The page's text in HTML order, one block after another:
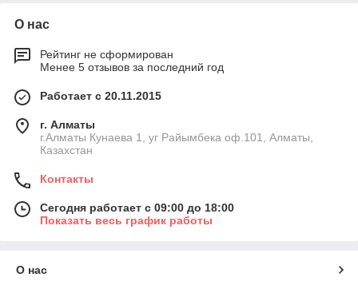
О нас
Рейтинг не сформирован
Менее 5 отзывов за последний год
Работает с 20.11.2015
г. Алматы
г.Алматы Кунаева 1, уг Райымбека оф.101, Алматы,
Казахстан
Контакты
Сегодня работает с 09:00 до 18:00
Показать весь график работы
О нас